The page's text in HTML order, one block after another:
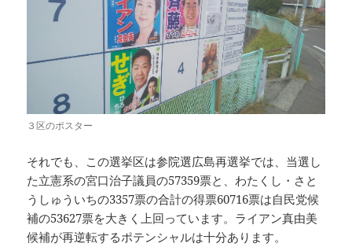
３区のポスター
それでも、この選挙区は参院選広島再選挙では、当選し
た立憲系の宮口治子議員の57359票と、わたくし・さと
うしゅういちの3357票の合計の得票60716票は自民党候
補の53627票を大きく上回っています。ライアン真由美
候補が再逆転するポテンシャルは十分あります。